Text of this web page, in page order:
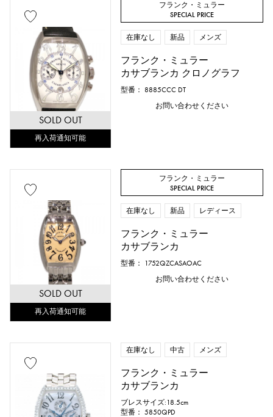
付属品
純正ボックス 保証書 鑑定書
鑑別書 修理保証書
価格
万円 ～ 万円
SOLD OUT
再入荷通知可能
フランク・ミュラー
SPECIAL PRICE
在庫なし 新品 メンズ
フランク・ミュラー
カサブランカ クロノグラフ
型番： 8885CCC DT
お問い合わせください
SOLD OUT
再入荷通知可能
フランク・ミュラー
SPECIAL PRICE
在庫なし 新品 レディース
フランク・ミュラー
カサブランカ
型番： 1752QZCASAOAC
お問い合わせください
在庫なし 中古 メンズ
フランク・ミュラー
カサブランカ
ブレスサイズ:18.5cm
型番： 5850QPD